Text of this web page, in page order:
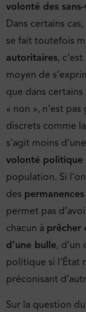
volonté des
Dans certains
se fait toutefois
autoritaires,
moyen de
que dans
« non », n’est
discrets comme la
s’agit moins
volonté politique
population. Si
des
permet pas
chacun à prêcher
d’une bulle,
politique si
préconisant
Sur la question